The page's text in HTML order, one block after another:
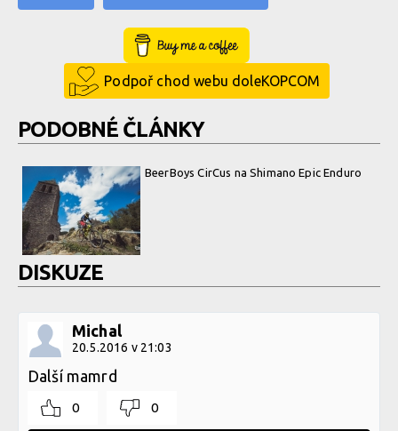
Buy Me a Coffee
Podpoř chod webu doleKOPCOM
PODOBNÉ ČLÁNKY
BeerBoys CirCus na Shimano Epic Enduro
DISKUZE
Michal
20.5.2016 v 21:03
Další mamrd
0 0